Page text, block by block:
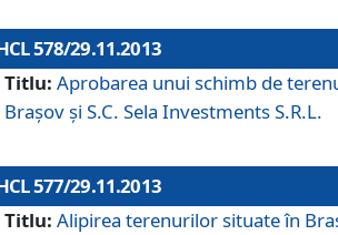
578/29.11.2013
Titlu: Aprobarea unui schimb de
Braşov şi S.C. Sela Investments S.R.L.
577/29.11.2013
Titlu: Alipirea terenurilor situate în